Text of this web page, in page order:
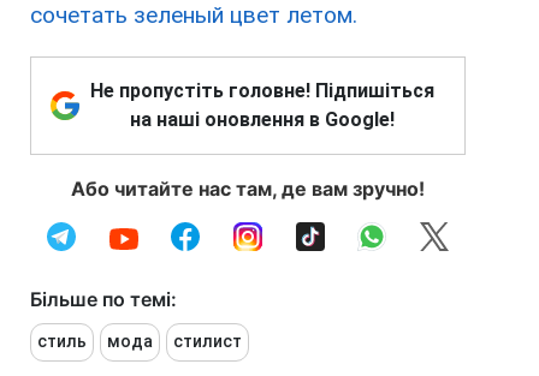
сочетать зеленый цвет летом.
Не пропустіть головне! Підпишіться
на наші оновлення в Google!
Або читайте нас там, де вам зручно!
Більше по темі:
стиль мода стилист